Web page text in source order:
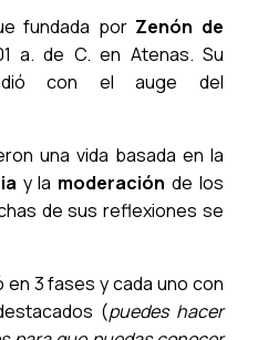
fundada por Zenón de
a. de C. en Atenas. Su
con el auge del
una vida basada en la
y la moderación de los
de sus reflexiones se
en 3 fases y cada uno con
(puedes hacer